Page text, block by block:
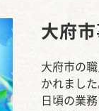
大府
大府市の
かれまし
日頃の業